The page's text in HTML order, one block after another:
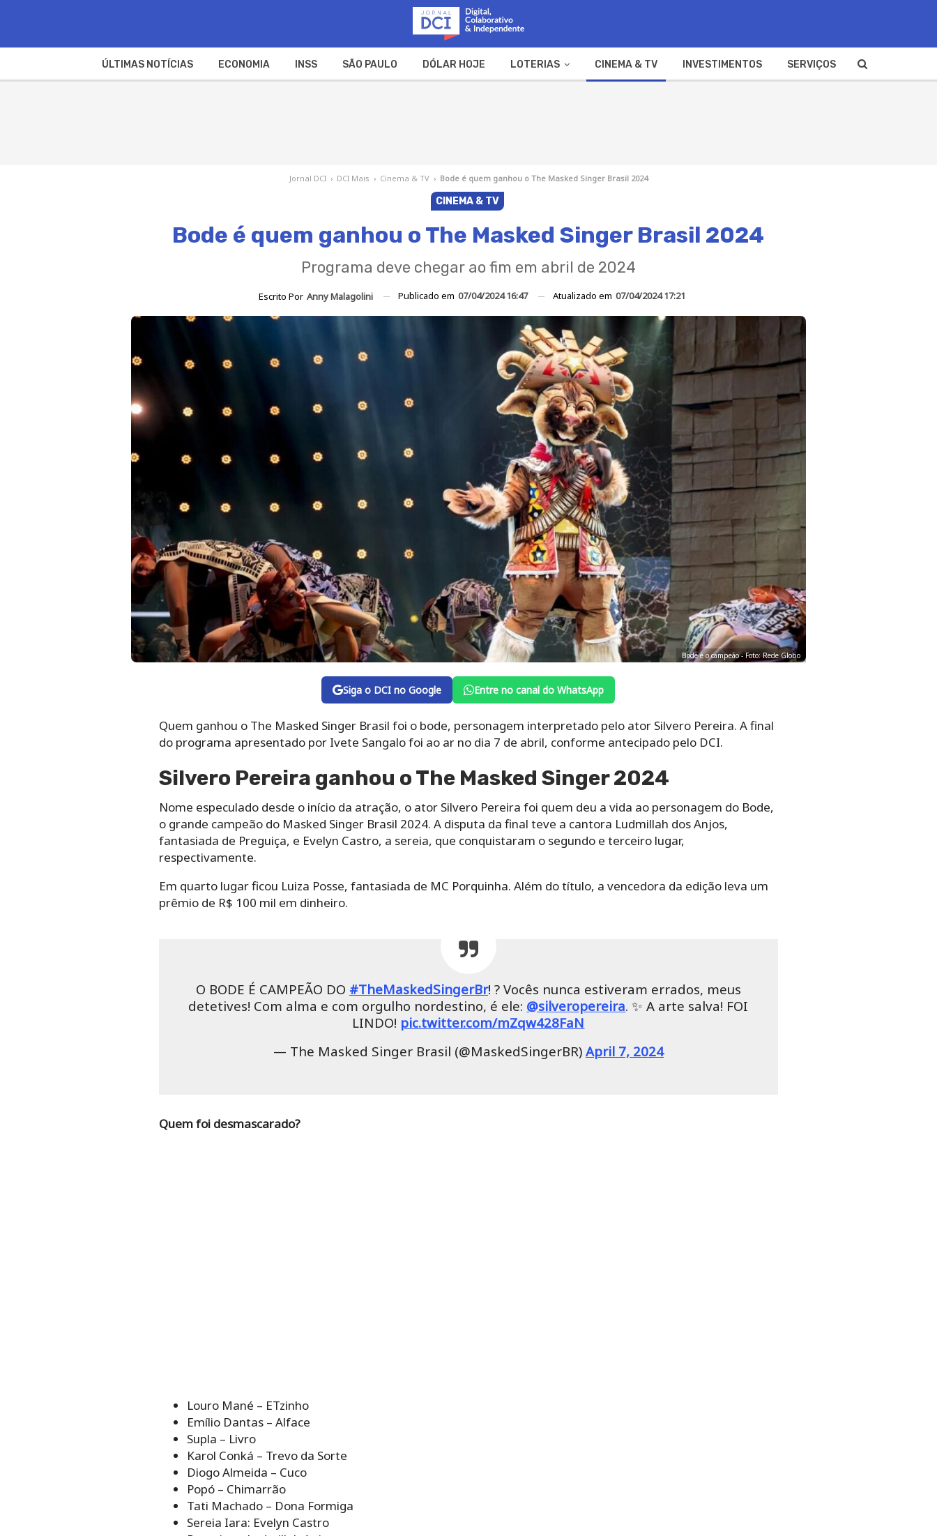
ÚLTIMAS NOTÍCIAS ECONOMIA INSS SÃO PAULO DÓLAR HOJE LOTERIAS CINEMA & TV INVESTIMENTOS SERVIÇOS
Jornal DCI › DCI Mais › Cinema & TV › Bode é quem ganhou o The Masked Singer Brasil 2024
CINEMA & TV
Bode é quem ganhou o The Masked Singer Brasil 2024
Programa deve chegar ao fim em abril de 2024
Escrito Por Anny Malagolini Publicado em 07/04/2024 16:47 Atualizado em 07/04/2024 17:21
Bode é o campeão - Foto: Rede Globo
Siga o DCI no Google Entre no canal do WhatsApp
Quem ganhou o The Masked Singer Brasil foi o bode, personagem interpretado pelo ator Silvero Pereira. A final
do programa apresentado por Ivete Sangalo foi ao ar no dia 7 de abril, conforme antecipado pelo DCI.
Silvero Pereira ganhou o The Masked Singer 2024
Nome especulado desde o início da atração, o ator Silvero Pereira foi quem deu a vida ao personagem do Bode,
o grande campeão do Masked Singer Brasil 2024. A disputa da final teve a cantora Ludmillah dos Anjos,
fantasiada de Preguiça, e Evelyn Castro, a sereia, que conquistaram o segundo e terceiro lugar,
respectivamente.
Em quarto lugar ficou Luiza Posse, fantasiada de MC Porquinha. Além do título, a vencedora da edição leva um
prêmio de R$ 100 mil em dinheiro.
O BODE É CAMPEÃO DO #TheMaskedSingerBr! ? Vocês nunca estiveram errados, meus
detetives! Com alma e com orgulho nordestino, é ele: @silveropereira. ✨ A arte salva! FOI
LINDO! pic.twitter.com/mZqw428FaN
— The Masked Singer Brasil (@MaskedSingerBR) April 7, 2024
Quem foi desmascarado?
Louro Mané – ETzinho
Emílio Dantas – Alface
Supla – Livro
Karol Conká – Trevo da Sorte
Diogo Almeida – Cuco
Popó – Chimarrão
Tati Machado – Dona Formiga
Sereia Iara: Evelyn Castro